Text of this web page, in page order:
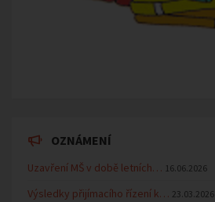
OZNÁMENÍ
Uzavření MŠ v době letních… 16.06.2026
Výsledky přijímacího řízení k… 23.03.2026